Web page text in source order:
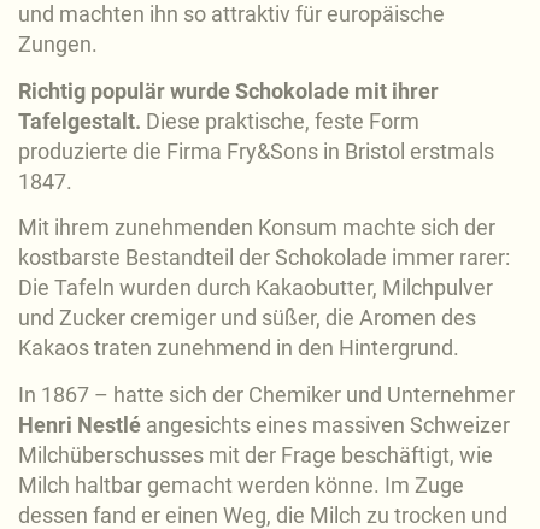
und machten ihn so attraktiv für europäische
Zungen.
Richtig populär wurde Schokolade mit ihrer
Tafelgestalt. Diese praktische, feste Form
produzierte die Firma Fry&Sons in Bristol erstmals
1847.
Mit ihrem zunehmenden Konsum machte sich der
kostbarste Bestandteil der Schokolade immer rarer:
Die Tafeln wurden durch Kakaobutter, Milchpulver
und Zucker cremiger und süßer, die Aromen des
Kakaos traten zunehmend in den Hintergrund.
In 1867 – hatte sich der Chemiker und Unternehmer
Henri Nestlé angesichts eines massiven Schweizer
Milchüberschusses mit der Frage beschäftigt, wie
Milch haltbar gemacht werden könne. Im Zuge
dessen fand er einen Weg, die Milch zu trocken und